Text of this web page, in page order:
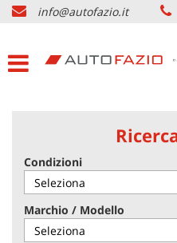
HOME
LISTA VEICOLI USATO
SERVIZI & PARTNERS
NOLEGGIO AUTO CATANIA
info@autofazio.it
Condizioni
Marchio / Modello
preferenze
di
pannello
ti
consente
di
esprimere